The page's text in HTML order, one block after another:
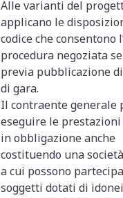
Alle varianti del
applicano le
codice che consentono
procedura negoziata
previa pubblicazione
di gara.
Il contraente generale
eseguire le
in obbligazione anche
costituendo una
a cui possono
soggetti dotati di